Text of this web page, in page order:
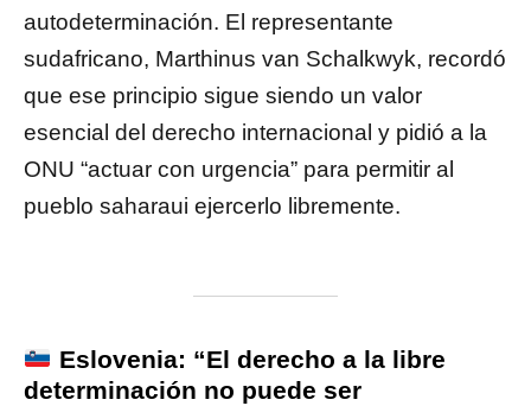
autodeterminación. El representante
sudafricano, Marthinus van Schalkwyk, recordó
que ese principio sigue siendo un valor
esencial del derecho internacional y pidió a la
ONU “actuar con urgencia” para permitir al
pueblo saharaui ejercerlo libremente.
Eslovenia: “El derecho a la libre
determinación no puede ser